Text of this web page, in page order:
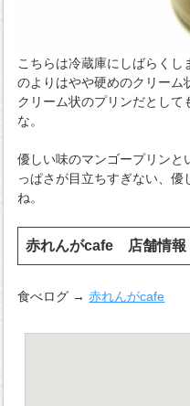
こちらは冷蔵庫にしばらくし
のよりはやや硬めのクリーム
クリーム状のプリンだとし
な。
優しい味のマンゴープリンと
っぱさが目立ちすぎない、
ね。
赤れんがcafe 店舗情報
食べログ →赤れんがcafe